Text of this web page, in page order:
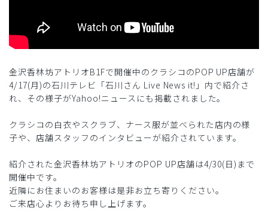
金沢香林坊アトリオB1Fで開催中のクラシコのPOP UP店舗が
4/17(月)の石川テレビ「石川さん Live News it!」内で紹介さ
れ、その様子がYahoo!ニュースにも掲載されました。
クラシコの白衣やスクラブ、ナース服が並べられた店内の様
子や、店舗スタッフのインタビューが紹介されています。
紹介された金沢香林坊アトリオのPOP UP店舗は4/30(日)まで
開催中です。
近隣にお住まいのお客様は是非お立ち寄りください。
ご来店心よりお待ち申し上げます。